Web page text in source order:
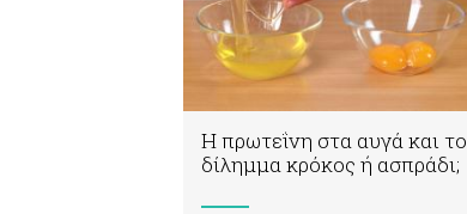
Η πρωτεΐνη στα αυγά και το
δίλημμα κρόκος ή ασπράδι;